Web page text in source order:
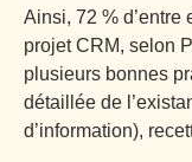
Ainsi, 72 % d’entre
projet CRM, selon
plusieurs bonnes
détaillée de
d’information),